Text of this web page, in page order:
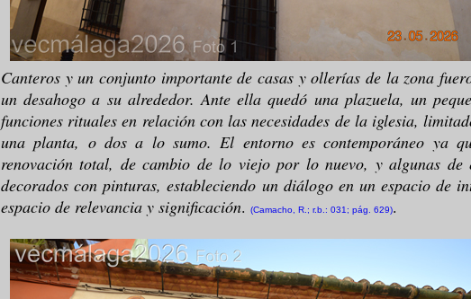
Canteros y un conjunto importante de casas y ollerías de la zona
un desahogo a su alrededor. Ante ella quedó una plazuela, un
funciones rituales en relación con las necesidades de la iglesia,
una planta, o dos a lo sumo. El entorno es contemporáneo ya
renovación total, de cambio de lo viejo por lo nuevo, y algunas de
decorados con pinturas, estableciendo un diálogo en un espacio de
espacio de relevancia y significación. (Camacho, R.; r.b.: 031; pág. 629).